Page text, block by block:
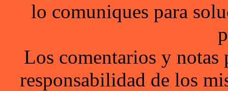
lo comuniques para
Los comentarios y notas
responsabilidad de los